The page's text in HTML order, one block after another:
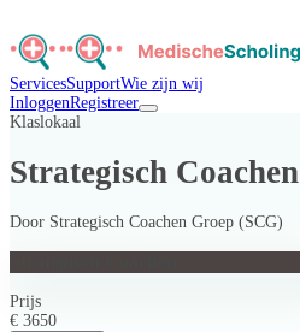
ServicesSupportWie zijn wij
InloggenRegistreer
Klaslokaal
Strategisch Coachen
Door Strategisch Coachen Groep (SCG)
Prijs
€ 3650